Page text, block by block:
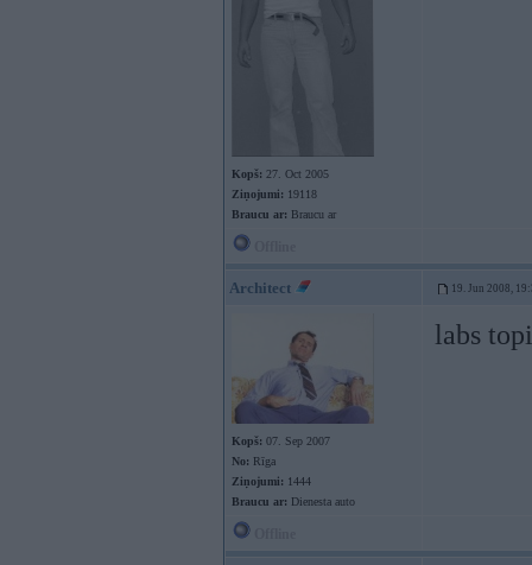
Kopš: 27. Oct 2005
Ziņojumi: 19118
Braucu ar: Braucu ar
Architect 19. Jun 2008,
Kopš: 07. Sep 2007
No: Rīga
Ziņojumi: 1444
Braucu ar: Dienesta auto
labs